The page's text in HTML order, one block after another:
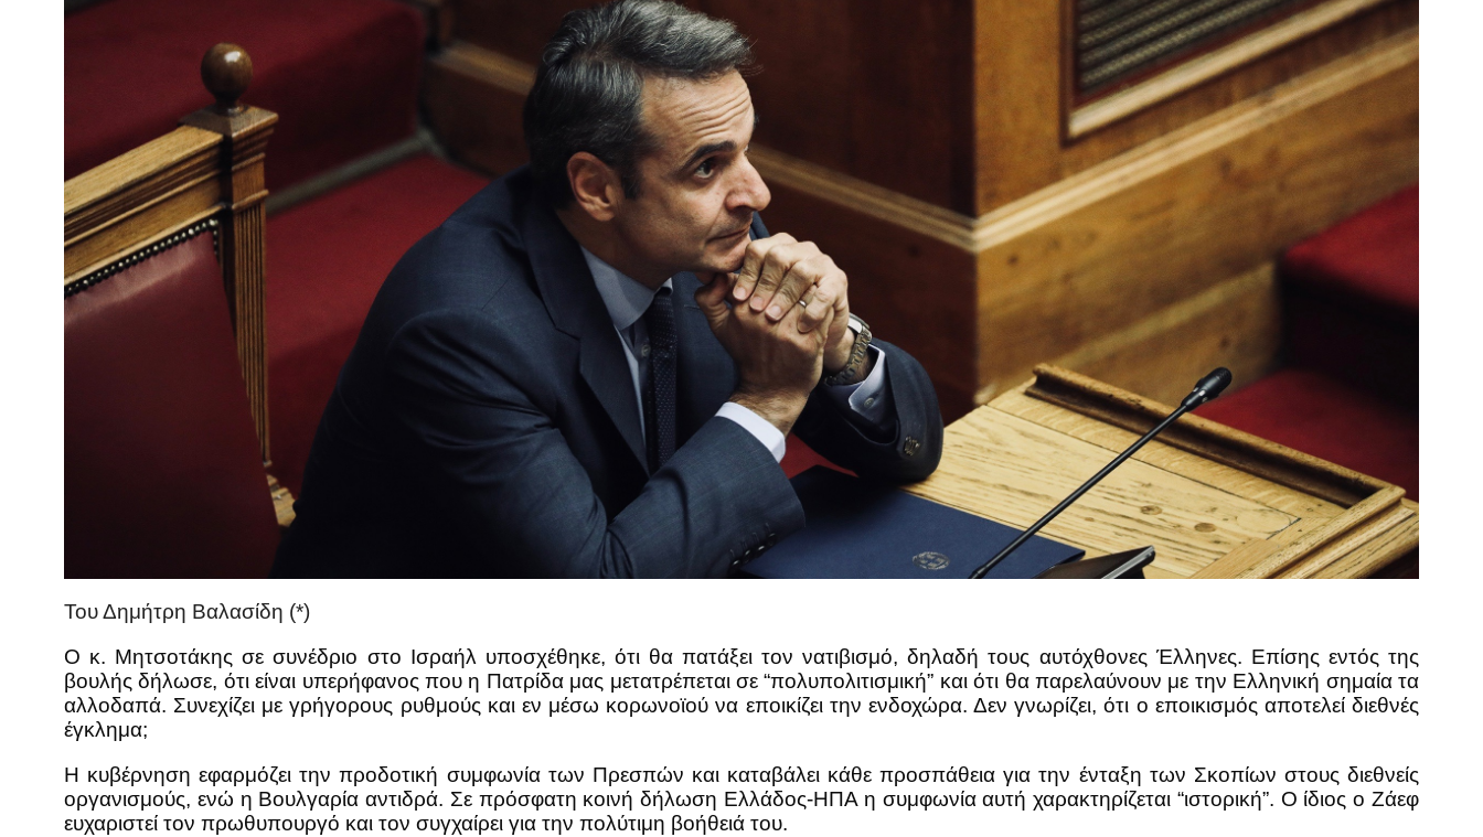
Του Δημήτρη Βαλασίδη (*)
Ο κ. Μητσοτάκης σε συνέδριο στο Ισραήλ υποσχέθηκε, ότι θα πατάξει τον νατιβισμό, δηλαδή τους αυτόχθονες Έλληνες. Επίσης εντός της
βουλής δήλωσε, ότι είναι υπερήφανος που η Πατρίδα μας μετατρέπεται σε “πολυπολιτισμική” και ότι θα παρελαύνουν με την Ελληνική σημαία τα
αλλοδαπά. Συνεχίζει με γρήγορους ρυθμούς και εν μέσω κορωνοϊού να εποικίζει την ενδοχώρα. Δεν γνωρίζει, ότι ο εποικισμός αποτελεί διεθνές
έγκλημα;
Η κυβέρνηση εφαρμόζει την προδοτική συμφωνία των Πρεσπών και καταβάλει κάθε προσπάθεια για την ένταξη των Σκοπίων στους διεθνείς
οργανισμούς, ενώ η Βουλγαρία αντιδρά. Σε πρόσφατη κοινή δήλωση Ελλάδος-ΗΠΑ η συμφωνία αυτή χαρακτηρίζεται “ιστορική”. Ο ίδιος ο Ζάεφ
ευχαριστεί τον πρωθυπουργό και τον συγχαίρει για την πολύτιμη βοήθειά του.